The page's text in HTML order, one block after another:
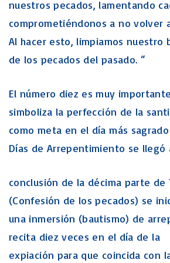
nuestros pecados, lamentando
comprometiéndonos a no volver
Al hacer esto, limpiamos nuestro
de los pecados del pasado. “
El número diez es muy
simboliza la perfección de la
como meta en el día más
Días de Arrepentimiento se llegó
conclusión de la décima parte de
(Confesión de los pecados) se
una inmersión (bautismo) de
recita diez veces en el día de la
expiación para que coincida con